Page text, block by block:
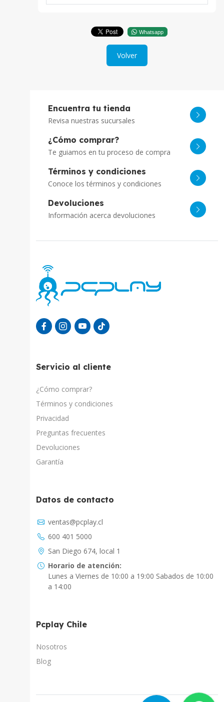
Whatsapp
Volver
Encuentra tu tienda
Revisa nuestras sucursales
¿Cómo comprar?
Te guiamos en tu proceso de compra
Términos y condiciones
Conoce los términos y condiciones
Devoluciones
Información acerca devoluciones
Servicio al cliente
¿Cómo comprar?
Términos y condiciones
Privacidad
Preguntas frecuentes
Devoluciones
Garantía
Datos de contacto
ventas@pcplay.cl
600 401 5000
San Diego 674, local 1
Horario de atención:
Lunes a Viernes de 10:00 a 19:00 Sabados de 10:00
a 14:00
Pcplay Chile
Nosotros
Blog
Chat con IA
PcPlay Santiago / Web
Hola soy Freddy, en que puedo ayudarte...
PcPlay Santiago / Tienda
PCPlay Osorno